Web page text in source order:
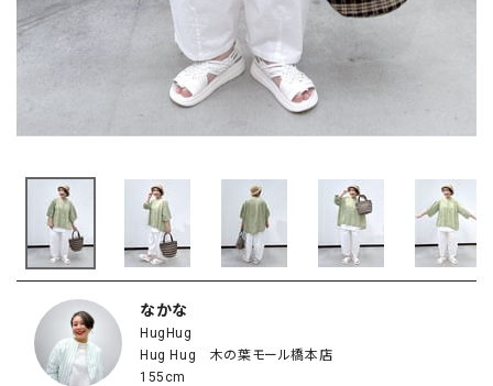
なかな
HugHug
Hug Hug 木の葉モール橋本店
155cm